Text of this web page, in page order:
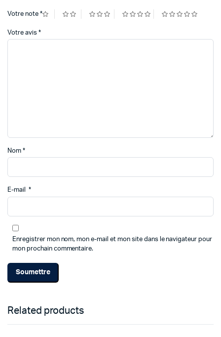
Votre note *
Votre avis *
Nom *
E-mail *
Enregistrer mon nom, mon e-mail et mon site dans le navigateur pour
mon prochain commentaire.
Related products